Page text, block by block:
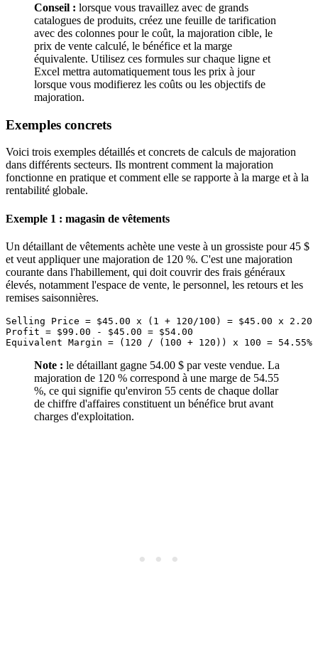
Conseil : lorsque vous travaillez avec de grands
catalogues de produits, créez une feuille de tarification
avec des colonnes pour le coût, la majoration cible, le
prix de vente calculé, le bénéfice et la marge
équivalente. Utilisez ces formules sur chaque ligne et
Excel mettra automatiquement tous les prix à jour
lorsque vous modifierez les coûts ou les objectifs de
majoration.
Exemples concrets
Voici trois exemples détaillés et concrets de calculs de majoration
dans différents secteurs. Ils montrent comment la majoration
fonctionne en pratique et comment elle se rapporte à la marge et à la
rentabilité globale.
Exemple 1 : magasin de vêtements
Un détaillant de vêtements achète une veste à un grossiste pour 45 $
et veut appliquer une majoration de 120 %. C'est une majoration
courante dans l'habillement, qui doit couvrir des frais généraux
élevés, notamment l'espace de vente, le personnel, les retours et les
remises saisonnières.
Selling Price = $45.00 x (1 + 120/100) = $45.00 x 2.20
Profit = $99.00 - $45.00 = $54.00
Note : le détaillant gagne 54.00 $ par veste vendue. La
majoration de 120 % correspond à une marge de 54.55
%, ce qui signifie qu'environ 55 cents de chaque dollar
de chiffre d'affaires constituent un bénéfice brut avant
charges d'exploitation.